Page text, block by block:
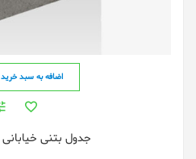
اضافه به سبد خرید
جدول بتنی خیابانی 50x50x15cm